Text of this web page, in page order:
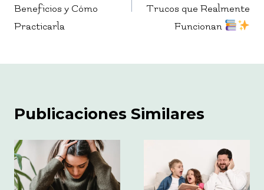
Beneficios y Cómo
Practicarla
Trucos que Realmente
Funcionan
Publicaciones Similares